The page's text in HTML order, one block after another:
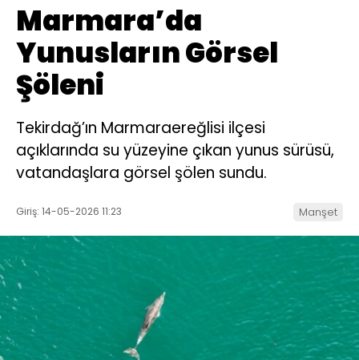
Marmara’da
Yunusların Görsel
Şöleni
Tekirdağ’ın Marmaraereğlisi ilçesi
açıklarında su yüzeyine çıkan yunus sürüsü,
vatandaşlara görsel şölen sundu.
Giriş: 14-05-2026 11:23 Manşet